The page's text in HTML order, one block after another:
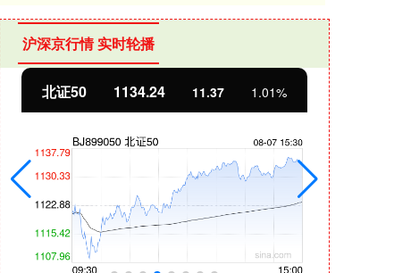
沪深京行情 实时轮播
北证50 1134.24 11.37 1.01%